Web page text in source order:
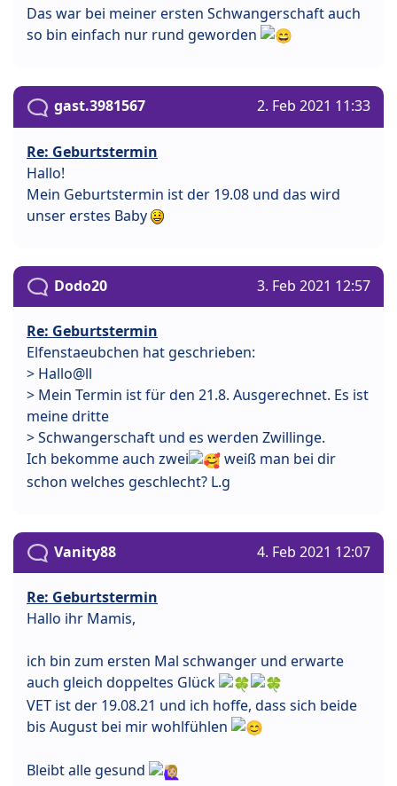
Das war bei meiner ersten Schwangerschaft auch
so bin einfach nur rund geworden
gast.3981567 2. Feb 2021 11:33
Re: Geburtstermin
Hallo!
Mein Geburtstermin ist der 19.08 und das wird
unser erstes Baby
Dodo20 3. Feb 2021 12:57
Re: Geburtstermin
Elfenstaeubchen hat geschrieben:
> Hallo@ll
> Mein Termin ist für den 21.8. Ausgerechnet. Es ist
meine dritte
> Schwangerschaft und es werden Zwillinge.
Ich bekomme auch zwei
weiß man bei dir
schon welches geschlecht? L.g
Vanity88 4. Feb 2021 12:07
Re: Geburtstermin
Hallo ihr Mamis,
ich bin zum ersten Mal schwanger und erwarte
auch gleich doppeltes Glück
VET ist der 19.08.21 und ich hoffe, dass sich beide
bis August bei mir wohlfühlen
Bleibt alle gesund